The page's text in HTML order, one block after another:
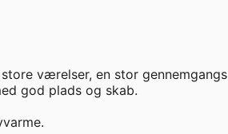
værelser, en stor gennemgangs
god plads og skab.